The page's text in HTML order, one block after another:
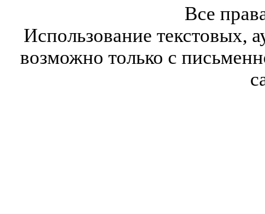
Все
Использование текстовых,
возможно только с